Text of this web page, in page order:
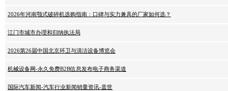
2026年河南颚式破碎机选购指南：口碑与实力兼具的厂家如何选？
江门市城市办理和归纳执法局
2026第26届中国北京环卫与清洁设备博览会
机械设备网-永久免费B2B信息发布电子商务渠道
国际汽车新闻-汽车行业新闻销量资讯-盖世